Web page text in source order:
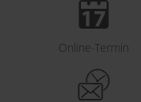
Online-Termin